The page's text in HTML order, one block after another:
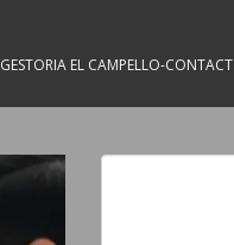
GESTORIA EL CAMPELLO-CONTACT